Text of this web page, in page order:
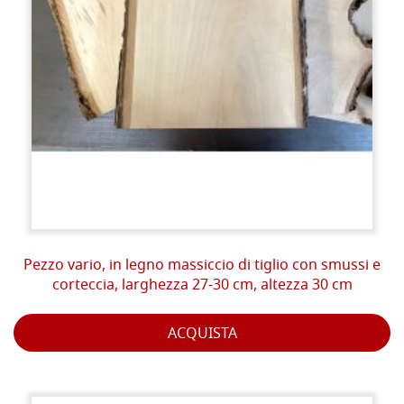
Pezzo vario, in legno massiccio di tiglio con smussi e
corteccia, larghezza 27-30 cm, altezza 30 cm
ACQUISTA